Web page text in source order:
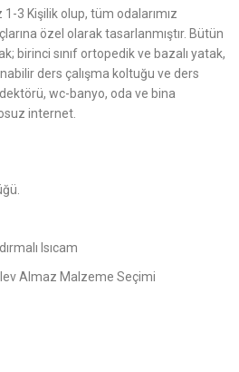
1-3 Kişilik olup, tüm odalarımız
özel olarak tasarlanmıştır. Bütün
birinci sınıf ortopedik ve bazalı yatak,
ders çalışma koltuğu ve ders
wc-banyo, oda ve bina
internet.
Isıcam
Almaz Malzeme Seçimi